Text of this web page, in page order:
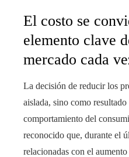
El costo se
elemento clave
mercado cada
La decisión de reducir los
aislada, sino como
comportamiento del
reconocido que, durante el
relacionadas con el